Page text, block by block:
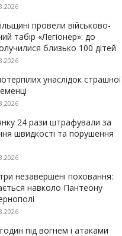
провели військово-
табір «Легіонер»: до
близько 100 дітей
унаслідок страшної
24 рази штрафували за
швидкості та порушення
три незавершені поховання:
навколо Пантеону
під вогнем і атаками